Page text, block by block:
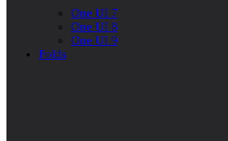
One UI 7
One UI 8
One UI 9
Folds